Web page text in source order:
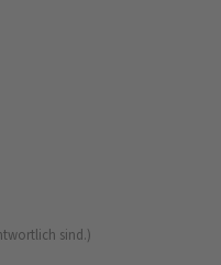
sind.)